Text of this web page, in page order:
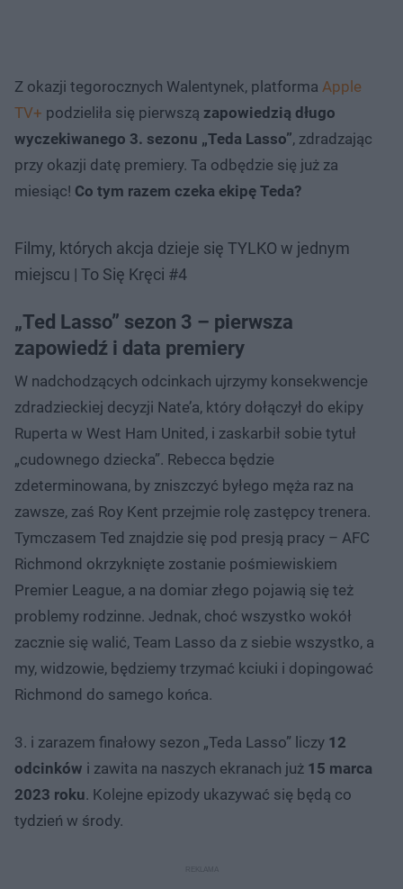
Z okazji tegorocznych Walentynek, platforma Apple
TV+ podzieliła się pierwszą zapowiedzią długo
wyczekiwanego 3. sezonu „Teda Lasso”, zdradzając
przy okazji datę premiery. Ta odbędzie się już za
miesiąc! Co tym razem czeka ekipę Teda?
Filmy, których akcja dzieje się TYLKO w jednym
miejscu | To Się Kręci #4
„Ted Lasso” sezon 3 – pierwsza
zapowiedź i data premiery
W nadchodzących odcinkach ujrzymy konsekwencje
zdradzieckiej decyzji Nate’a, który dołączył do ekipy
Ruperta w West Ham United, i zaskarbił sobie tytuł
„cudownego dziecka”. Rebecca będzie
zdeterminowana, by zniszczyć byłego męża raz na
zawsze, zaś Roy Kent przejmie rolę zastępcy trenera.
Tymczasem Ted znajdzie się pod presją pracy – AFC
Richmond okrzyknięte zostanie pośmiewiskiem
Premier League, a na domiar złego pojawią się też
problemy rodzinne. Jednak, choć wszystko wokół
zacznie się walić, Team Lasso da z siebie wszystko, a
my, widzowie, będziemy trzymać kciuki i dopingować
Richmond do samego końca.
3. i zarazem finałowy sezon „Teda Lasso” liczy 12
odcinków i zawita na naszych ekranach już 15 marca
2023 roku. Kolejne epizody ukazywać się będą co
tydzień w środy.